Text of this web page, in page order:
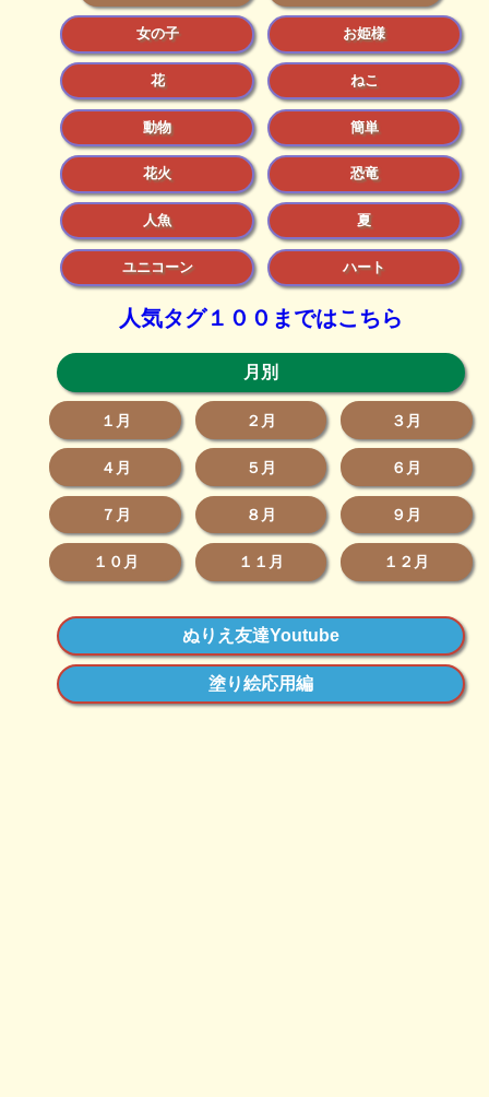
女の子 お姫様
花 ねこ
動物 簡単
花火 恐竜
人魚 夏
ユニコーン ハート
人気タグ１００まではこちら
月別
１月 ２月 ３月
４月 ５月 ６月
７月 ８月 ９月
１０月 １１月 １２月
ぬりえ友達Youtube
塗り絵応用編